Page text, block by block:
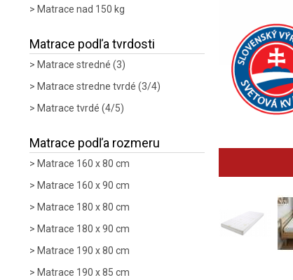
Matrace nad 150 kg
Matrace podľa tvrdosti
Matrace stredné (3)
Matrace stredne tvrdé (3/4)
Matrace tvrdé (4/5)
Matrace podľa rozmeru
Matrace 160 x 80 cm
Matrace 160 x 90 cm
Matrace 180 x 80 cm
Matrace 180 x 90 cm
Matrace 190 x 80 cm
Matrace 190 x 85 cm